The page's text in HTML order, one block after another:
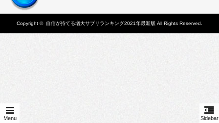
Menu Sidebar
Copyright © 自信が持てる増大サプリランキング2021年最新版 All Rights Reserved.